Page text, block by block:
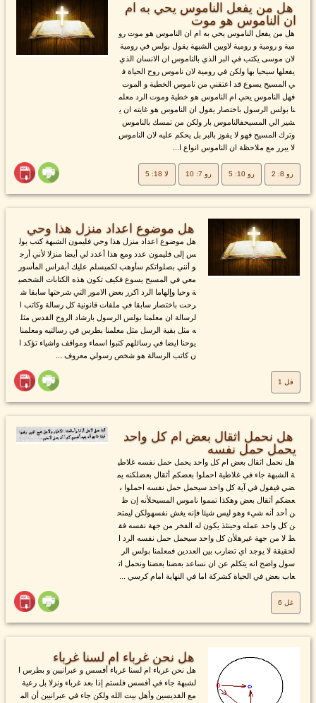
هل من يفعل الناموس يحي به ام
ان الناموس هو موت
هل من يفعل الناموس يحي به ام ان الناموس هو موت رو
مية و رومية و رومية لاويين الشبهة يقول بولس في رومية
لان موسى يكتب في البر الذي بالناموس ان الانسان الذي
يفعلها سيحيا بها ولكن في رومية لان ناموس روح الحياة ف
ي المسيح يسوع قد اعتقني من ناموس الخطية و الموت
فهل الناموس يحي ام الناموس هو خطية وموت الرد معلم
نا بولس الرسول باختصار يقول ان الناموس هو غايته ان ي
شير الي المسيحفالناموس بار ولكن من تمسك بالناموس
وترك المسيح فهو لا يفوز بالبر بل يحكم عليه لان الناموس
لا يبرر مع ملاحظة ان الناموس انواع ا...
رو 8: 2 رو 10: 5 رو 7: 10 لا 18: 5
هل موضوع اعداد منزل هذا وحي
هل موضوع اعداد منزل هذا وحي فليمون الشبهة كتب بول
س إلى فليمون عدد ومع هذا أعدد لي أيضا منزلا لأني أرج
و أنني بصلواتكم سأوهب لكميسلم عليك أبفراس المأسور
معي في المسيح يسوع فكيف تكون هذه الكتابات الشخصي
ة وحيا وإلهاما الرد اكرر بعض الامور التي شرحتها سابقا ش
رحت باختصار سابقا في ملفات قانونية كل رسالة وكاتب ا
لرسالة ان معلمنا بولس الرسول بارشاد الروح القدس مثل
ه مثل بقية الرسل مثل معلمنا بطرس في رسالتيه ومعلمنا
يوحنا ايضا في رسائلهم كتبوا اسماء ومواقف واشياء تؤكد ا
ن كاتب الرسالة هو شخص رسولي معروف ...
فل 1
هل نحمل اثقال بعض ام كل واحد
يحمل حمل نفسه
هل نحمل اثقال بعض ام كل واحد يحمل حمل نفسه غلاطي
ة الشبهة جاء في غلاطية احملوا بعضكم أثقال بعضلكنه يم
ضي فيقول في آية كل واحد سيحمل حمل نفسه احملوا ب
عضكم أثقال بعض وهكذا تمموا ناموس المسيحلأنه إن ظ
ن أحد أنه شيء وهو ليس شيئا فإنه يغش نفسهولكن ليمتح
ن كل واحد عمله وحينئذ يكون له الفخر من جهة نفسه فق
ط لا من جهة غيرهلأن كل واحد سيحمل حمل نفسه الرد ا
لحقيقة لا يوجد اي تضارب بين العددين فمعلمنا بولس الر
سول واضح انه يتكلم عن ان نساعد بعضنا بعضنا ونحمل ات
عاب بعض في الحياة كشركة اما في النهاية امام كرسي ...
غل 6
هل نحن غرباء ام لسنا غرباء
هل نحن غرباء ام لسنا غرباء أفسس و عبرانيين و بطرس ا
لشبهة جاء في أفسس فلستم إذا بعد غرباء ونزلا بل رعية
مع القديسين وأهل بيت الله ولكن جاء في عبرانيين أن الم